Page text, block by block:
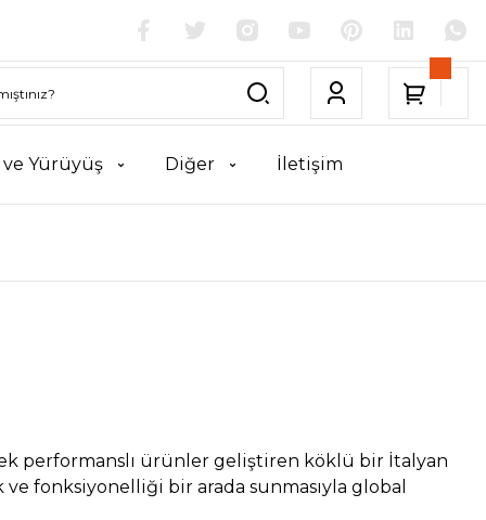
ve Yürüyüş Diğer İletişim
performanslı ürünler geliştiren köklü bir İtalyan
fonksiyonelliği bir arada sunmasıyla global